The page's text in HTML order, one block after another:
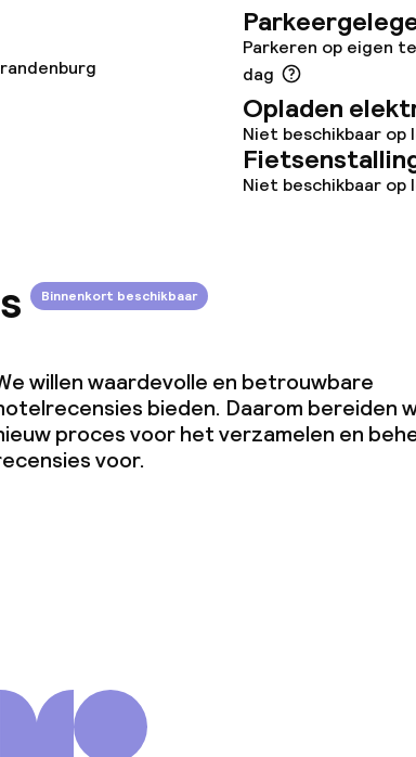
Parkeren op eigen
dag
Opladen
Niet beschikbaar op
Niet beschikbaar op
Binnenkort beschikbaar
willen waardevolle en betrouwbare
bieden. Daarom bereiden
proces voor het verzamelen en
voor.